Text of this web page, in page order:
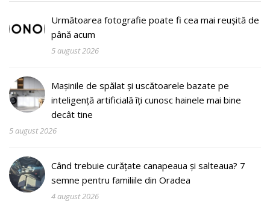
Următoarea fotografie poate fi cea mai reușită de
până acum
5 august 2026
Mașinile de spălat și uscătoarele bazate pe
inteligență artificială îți cunosc hainele mai bine
decât tine
5 august 2026
Când trebuie curățate canapeaua și salteaua? 7
semne pentru familiile din Oradea
4 august 2026